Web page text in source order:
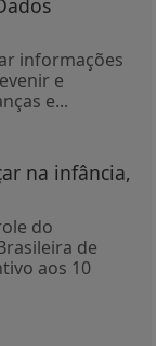
informações
e
e...
na infância,
do
de
aos 10